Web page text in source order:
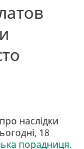
наслідки
18
порадниця.